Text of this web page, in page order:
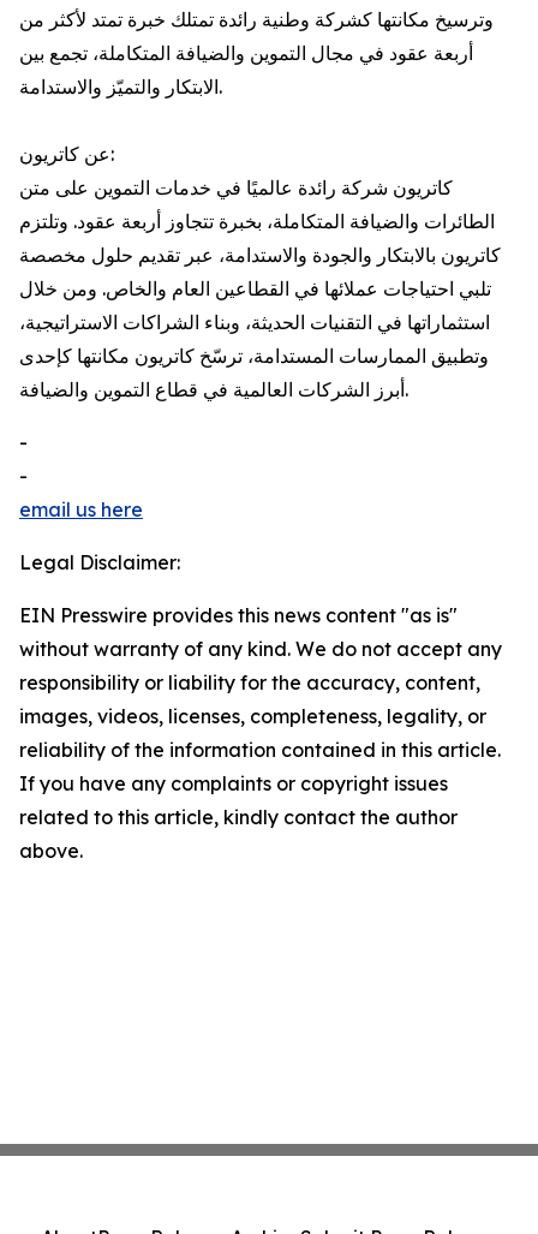
وترسيخ مكانتها كشركة وطنية رائدة تمتلك خبرة تمتد لأكثر من
أربعة عقود في مجال التموين والضيافة المتكاملة، تجمع بين
الابتكار والتميّز والاستدامة.
عن كاتريون:
كاتريون شركة رائدة عالميًا في خدمات التموين على متن
الطائرات والضيافة المتكاملة، بخبرة تتجاوز أربعة عقود. وتلتزم
كاتريون بالابتكار والجودة والاستدامة، عبر تقديم حلول مخصصة
تلبي احتياجات عملائها في القطاعين العام والخاص. ومن خلال
استثماراتها في التقنيات الحديثة، وبناء الشراكات الاستراتيجية،
وتطبيق الممارسات المستدامة، ترسّخ كاتريون مكانتها كإحدى
أبرز الشركات العالمية في قطاع التموين والضيافة.
-
-
email us here
Legal Disclaimer:
EIN Presswire provides this news content "as is"
without warranty of any kind. We do not accept any
responsibility or liability for the accuracy, content,
images, videos, licenses, completeness, legality, or
reliability of the information contained in this article.
If you have any complaints or copyright issues
related to this article, kindly contact the author
above.